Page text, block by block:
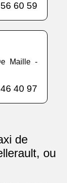
60 59
Maille -
40 97
de
ou